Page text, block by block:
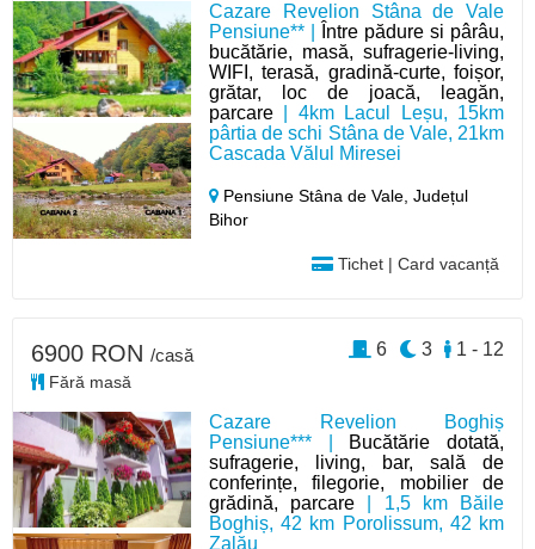
Cazare Revelion Stâna de Vale
Pensiune** |
Între pădure si pârâu,
bucătărie, masă, sufragerie-living,
WIFI, terasă, gradină-curte, foișor,
grătar, loc de joacă, leagăn,
parcare | 4km Lacul Leșu, 15km
pârtia de schi Stâna de Vale, 21km
Cascada Vălul Miresei
Pensiune Stâna de Vale,Județul
Bihor
Tichet | Card vacanță
Cazare Revelion Boghiș
Pensiune*** | Bucătărie dotată,
sufragerie, living, bar, sală de
conferințe, filegorie, mobilier de
grădină, parcare | 1,5 km Băile
Boghiș, 42 km Porolissum, 42 km
Zalău
6900 RON /casă
Fără masă
1 - 12
3
6